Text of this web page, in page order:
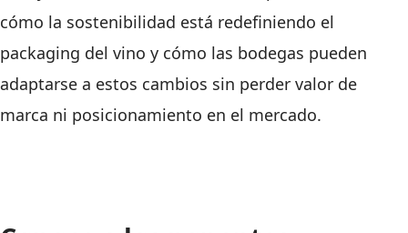
cómo la sostenibilidad está redefiniendo el
packaging del vino y cómo las bodegas pueden
adaptarse a estos cambios sin perder valor de
marca ni posicionamiento en el mercado.